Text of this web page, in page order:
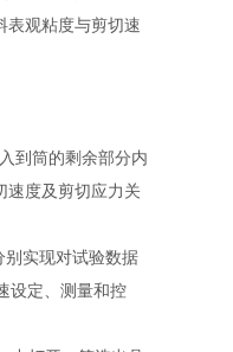
表观粘度与剪切速
到筒的剩余部分内
速度及剪切应力关
实现对试验数据
设定、测量和控